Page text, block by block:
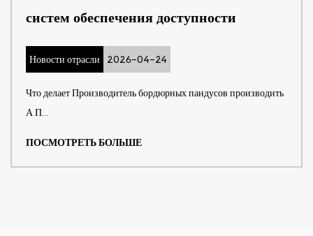
систем обеспечения доступности
Новости отрасли 2026-04-24
Что делает Производитель бордюрных пандусов производить
А П...
ПОСМОТРЕТЬ БОЛЬШЕ